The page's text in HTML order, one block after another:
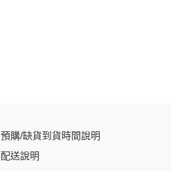
預購/缺貨到貨時間說明
配送說明